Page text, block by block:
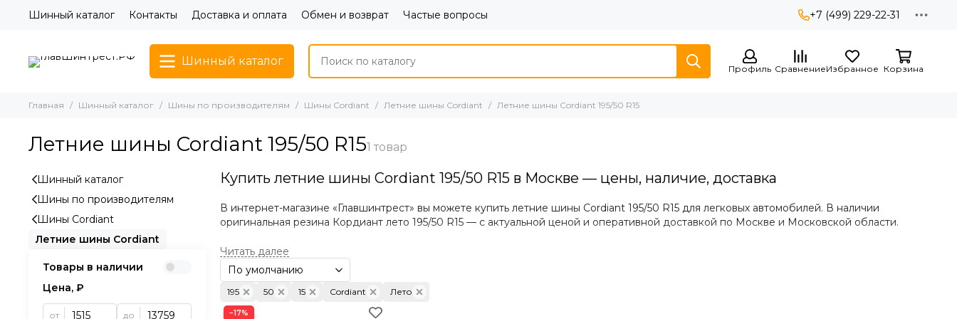
Шинный каталог Контакты Доставка и оплата Обмен и возврат Частые вопросы +7 (499) 229-22-31
Шинный каталог
Профиль СравнениеИзбранное Корзина
Главная Шинный каталог Шины по производителям Шины Cordiant Летние шины Cordiant Летние шины Cordiant 195/50 R15
Летние шины Cordiant 195/50 R15
Купить летние шины Cordiant 195/50 R15 в Москве — цены, наличие, доставка
В интернет-магазине «Главшинтрест» вы можете купить летние шины Cordiant 195/50 R15 для легковых автомобилей. В наличии
оригинальная резина Кордиант лето 195/50 R15 — с актуальной ценой и оперативной доставкой по Москве и Московской области.
Преимущества летних шин Кордиант 195/50 R15
Уверенное сцепление с сухим и мокрым асфальтом;
Предсказуемое поведение на высокой скорости;
195 50 15 Cordiant Лето
−17%
Шинный каталог
Шины по производителям
Шины Cordiant
Летние шины Cordiant
Товары в наличии
Цена, ₽
от до